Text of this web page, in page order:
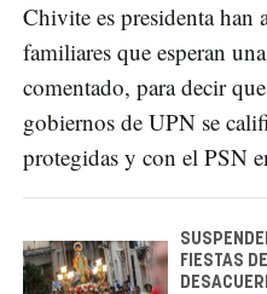
Chivite es presidenta han
familiares que esperan
comentado, para decir
gobiernos de UPN se
protegidas y con el PSN
FIESTAS